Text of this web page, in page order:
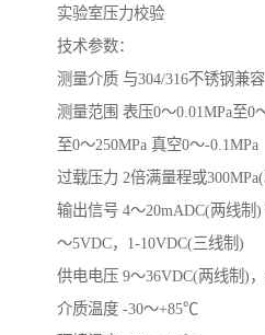
实验室压力校验
技术参数：
测量介质 与304/316不锈钢兼
测量范围 表压0～0.01MPa至0
至0～250MPa 真空0～-0.1MPa
过载压力 2倍满量程或
输出信号 4～20mADC(两线制
～5VDC，1-10VDC(三线制)
供电电压 9～36VDC(两线制)
介质温度 -30～+85℃